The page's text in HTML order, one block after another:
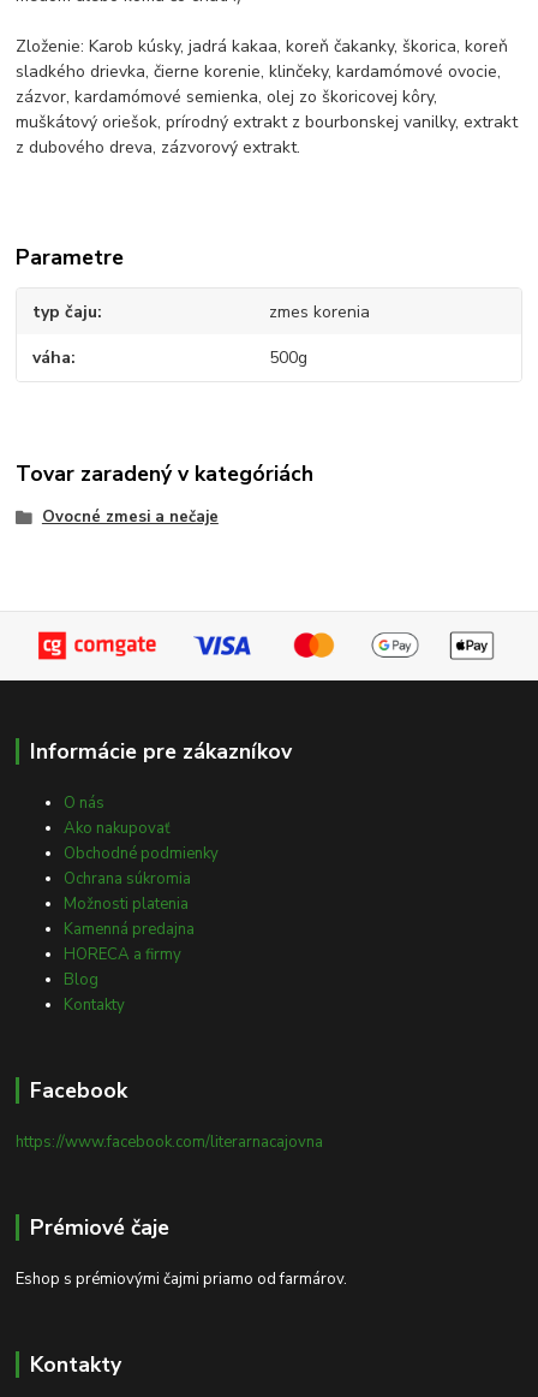
Zloženie: Karob kúsky, jadrá kakaa, koreň čakanky, škorica, koreň
sladkého drievka, čierne korenie, klinčeky, kardamómové ovocie,
zázvor, kardamómové semienka, olej zo škoricovej kôry,
muškátový oriešok, prírodný extrakt z bourbonskej vanilky, extrakt
z dubového dreva, zázvorový extrakt.
Parametre
typ čaju zmes korenia
váha 500g
Tovar zaradený v kategóriách
Ovocné zmesi a nečaje
Informácie pre zákazníkov
O nás
Ako nakupovať
Obchodné podmienky
Ochrana súkromia
Možnosti platenia
Kamenná predajna
HORECA a firmy
Blog
Kontakty
Facebook
https://www.facebook.com/literarnacajovna
Prémiové čaje
Eshop s prémiovými čajmi priamo od farmárov.
Kontakty